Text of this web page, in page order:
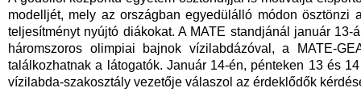
modelljét, mely az országban egyedülálló módon
teljesítményt nyújtó diákokat. A MATE standjánál január
háromszoros olimpiai bajnok vízilabdázóval, a MATE-
találkozhatnak a látogatók. Január 14-én, pénteken 13 és
vízilabda-szakosztály vezetője válaszol az érdeklődők